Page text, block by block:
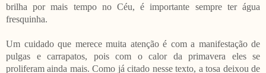
brilha por mais tempo no Céu, é importante sempre ter água
fresquinha.
Um cuidado que merece muita atenção é com a manifestação de
pulgas e carrapatos, pois com o calor da primavera eles se
proliferam ainda mais. Como já citado nesse texto, a tosa deixou de